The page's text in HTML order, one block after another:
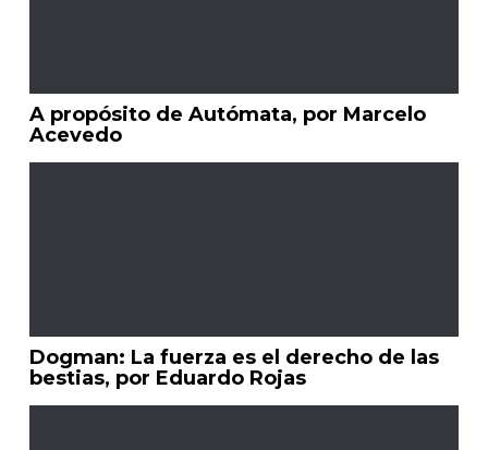
A propósito de Autómata, por Marcelo
Acevedo
Dogman: La fuerza es el derecho de las
bestias, por Eduardo Rojas